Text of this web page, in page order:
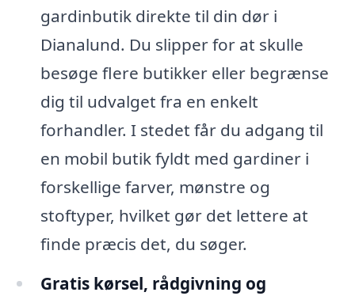
gardinbutik direkte til din dør i
Dianalund. Du slipper for at skulle
besøge flere butikker eller begrænse
dig til udvalget fra en enkelt
forhandler. I stedet får du adgang til
en mobil butik fyldt med gardiner i
forskellige farver, mønstre og
stoftyper, hvilket gør det lettere at
finde præcis det, du søger.
Gratis kørsel, rådgivning og